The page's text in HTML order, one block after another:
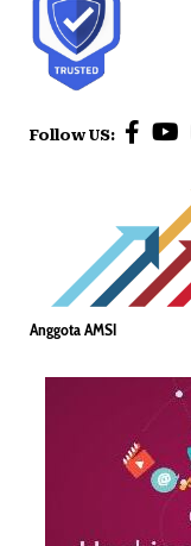
Follow US:
Anggota AMSI